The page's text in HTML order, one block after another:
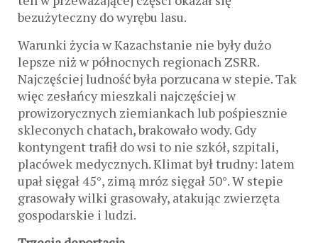
bezużyteczny do wyrębu lasu.
Warunki życia w Kazachstanie nie były dużo
lepsze niż w północnych regionach ZSRR.
Najczęściej ludność była porzucana w stepie. Tak
więc zesłańcy mieszkali najczęściej w
prowizorycznych ziemiankach lub pośpiesznie
skleconych chatach, brakowało wody. Gdy
kontyngent trafił do wsi to nie szkół, szpitali,
placówek medycznych. Klimat był trudny: latem
upał sięgał 45°, zimą mróz sięgał 50°. W stepie
grasowały wilki grasowały, atakując zwierzęta
gospodarskie i ludzi.